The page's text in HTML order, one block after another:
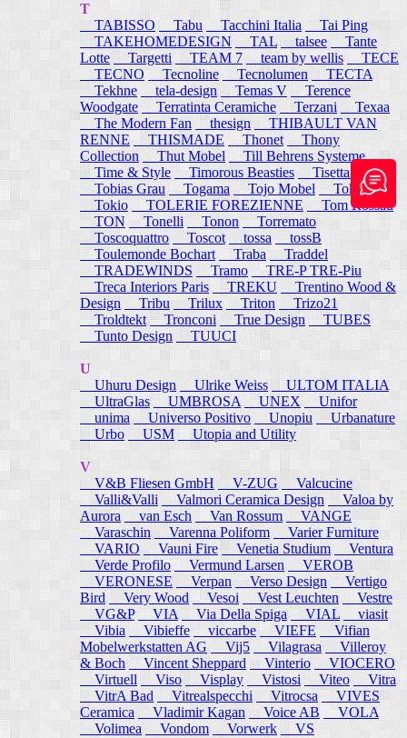
T
TABISSO
Tabu Tacchini Italia
Tai Ping
TAKEHOMEDESIGN
TAL talsee
Tante
Lotte
Targetti TEAM 7 team by wellis
TECE
TECNO
Tecnoline Tecnolumen
TECTA
Tekhne
tela-design Temas V
Terence
Woodgate
Terratinta Ceramiche Terzani
Texaa
The Modern Fan
thesign
THIBAULT VAN
RENNE
THISMADE Thonet
Thony
Collection
Thut Mobel
Till Behrens Systeme
Time & Style
Timorous Beasties
Tisettanta
Tobias Grau
Togama Tojo Mobel
Token
Tokio
TOLERIE FOREZIENNE
Tom Rossau
TON
Tonelli Tonon
Torremato
Toscoquattro
Toscot tossa
tossB
Toulemonde Bochart
Traba
Traddel
TRADEWINDS
Tramo
TRE-P TRE-Piu
Treca Interiors Paris
TREKU
Trentino Wood &
Design
Tribu Trilux Triton
Trizo21
Troldtekt Tronconi True Design
TUBES
Tunto Design
TUUCI
U
Uhuru Design
Ulrike Weiss
ULTOM ITALIA
UltraGlas
UMBROSA UNEX
Unifor
unima
Universo Positivo Unopiu
Urbanature
Urbo
USM Utopia and Utility
V
V&B Fliesen GmbH
V-ZUG
Valcucine
Valli&Valli
Valmori Ceramica Design
Valoa by
Aurora
van Esch Van Rossum
VANGE
Varaschin
Varenna Poliform
Varier Furniture
VARIO
Vauni Fire Venetia Studium
Ventura
Verde Profilo
Vermund Larsen
VEROB
VERONESE
Verpan Verso Design
Vertigo
Bird
Very Wood Vesoi Vest Leuchten
Vestre
VG&P
VIA Via Della Spiga VIAL
viasit
Vibia
Vibieffe viccarbe VIEFE
Vifian
Mobelwerkstatten AG
Vij5 Vilagrasa
Villeroy
& Boch
Vincent Sheppard Vinterio
VIOCERO
Virtuell
Viso Visplay Vistosi Viteo
Vitra
VitrA Bad
Vitrealspecchi Vitrocsa
VIVES
Ceramica
Vladimir Kagan Voice AB
VOLA
Volimea
Vondom Vorwerk VS